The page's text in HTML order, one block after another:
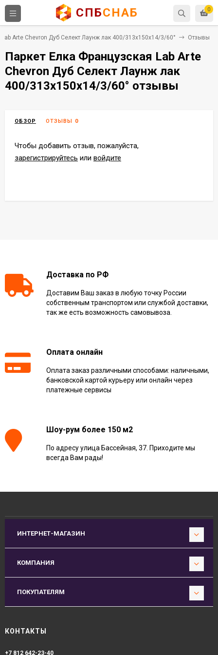
0
СПБСНАБ
Arte Chevron Дуб Селект Лаунж лак 400/313х150х14/3/60° Отзывы
Паркет Елка Французская Lab Arte
Chevron Дуб Селект Лаунж лак
400/313х150х14/3/60° отзывы
ОБЗОР ОТЗЫВЫ 0
Чтобы добавить отзыв, пожалуйста,
зарегистрируйтесь или войдите
Доставка по РФ
Доставим Ваш заказ в любую точку России
собственным транспортом или службой доставки,
так же есть возможность самовывоза.
Оплата онлайн
Оплата заказ различными способами: наличными,
банковской картой курьеру или онлайн через
платежные сервисы
Шоу-рум более 150 м2
По адресу улица Бассейная, 37. Приходите мы
всегда Вам рады!
ИНТЕРНЕТ-МАГАЗИН
КОМПАНИЯ
ПОКУПАТЕЛЯМ
КОНТАКТЫ
+7 812 642-23-40